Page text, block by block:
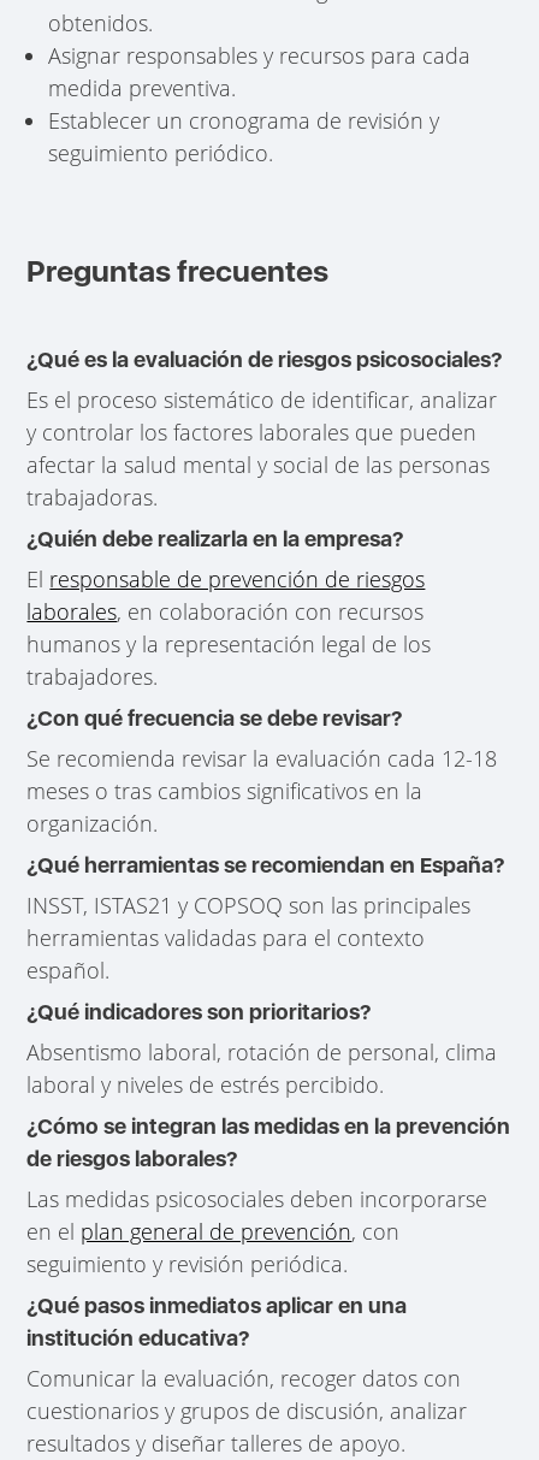
obtenidos.
Asignar responsables y recursos para cada
medida preventiva.
Establecer un cronograma de revisión y
seguimiento periódico.
Preguntas frecuentes
¿Qué es la evaluación de riesgos psicosociales?
Es el proceso sistemático de identificar, analizar
y controlar los factores laborales que pueden
afectar la salud mental y social de las personas
trabajadoras.
¿Quién debe realizarla en la empresa?
El responsable de prevención de riesgos
laborales, en colaboración con recursos
humanos y la representación legal de los
trabajadores.
¿Con qué frecuencia se debe revisar?
Se recomienda revisar la evaluación cada 12-18
meses o tras cambios significativos en la
organización.
¿Qué herramientas se recomiendan en España?
INSST, ISTAS21 y COPSOQ son las principales
herramientas validadas para el contexto
español.
¿Qué indicadores son prioritarios?
Absentismo laboral, rotación de personal, clima
laboral y niveles de estrés percibido.
¿Cómo se integran las medidas en la prevención
de riesgos laborales?
Las medidas psicosociales deben incorporarse
en el plan general de prevención, con
seguimiento y revisión periódica.
¿Qué pasos inmediatos aplicar en una
institución educativa?
Comunicar la evaluación, recoger datos con
cuestionarios y grupos de discusión, analizar
resultados y diseñar talleres de apoyo.